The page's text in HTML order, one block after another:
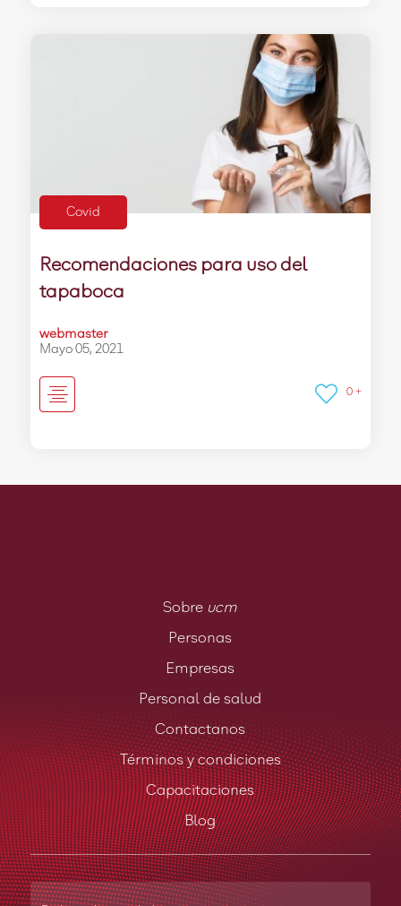
Covid
Recomendaciones para uso del
tapaboca
webmaster
Mayo 05, 2021
0 +
Sobre ucm
Personas
Empresas
Personal de salud
Contactanos
Términos y condiciones
Capacitaciones
Blog